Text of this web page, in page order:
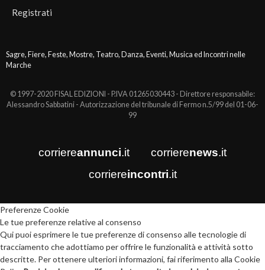
Registrati
Sagre, Fiere, Feste, Mostre, Teatro, Danza, Eventi, Musica ed Incontri nelle
Marche
© 1997-2020 FISAL EDIZIONI - P.IVA 01265030443 - Direttore responsabile:
Alessandro Sabbatini - Autorizzazione del tribunale di Fermo n.5/99 del 01-06-
99
corriereannunci.it corrierenews.it
corriereincontri.it
Preferenze Cookie
Le tue preferenze relative al consenso
Qui puoi esprimere le tue preferenze di consenso alle tecnologie di
tracciamento che adottiamo per offrire le funzionalità e attività sotto
descritte. Per ottenere ulteriori informazioni, fai riferimento alla Cookie